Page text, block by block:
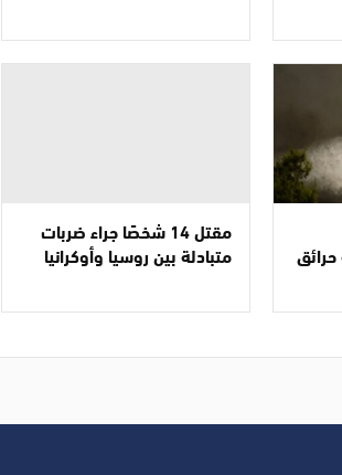
مقتل 14 شخصًا جراء ضربات
متبادلة بين روسيا وأوكرانيا